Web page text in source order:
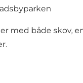
med både skov,